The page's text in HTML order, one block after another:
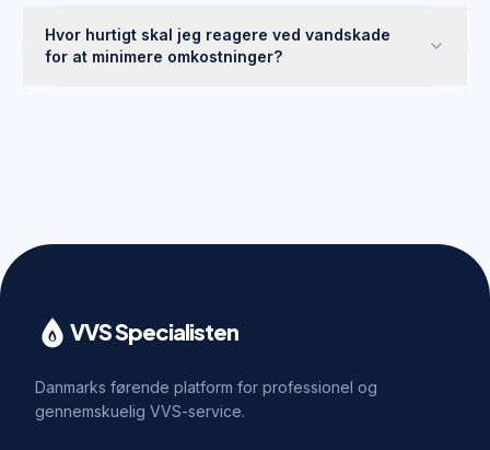
Hvor hurtigt skal jeg reagere ved vandskade
for at minimere omkostninger?
VVS Specialisten
Danmarks førende platform for professionel og
gennemskuelig VVS-service.